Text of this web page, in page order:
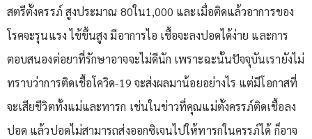
สตรีตั้งครรภ์ สูงประมาณ 80ใน1,000 และเมื่อติดแล้วอาการของ
โรคจะรุนแรง ไข้ขึ้นสูง มีอาการไอ เชื้อจะลงปอดได้ง่าย และการ
ตอบสนองต่อยาที่รักษาอาจจะไม่ดีนัก เพราะฉะนั้นปัจจุบันเรายังไม่
ทราบว่าการติดเชื้อโควิด-19 จะส่งผลมาน้อยอย่างไร แต่มีโอกาสที่
จะเสียชีวิตทั้งแม่และทารก เช่นในข่าวที่คุณแม่ตั้งครรภ์ติดเชื้อลง
ปอด แล้วปอดไม่สามารถส่งออกซิเจนไปให้ทารกในครรภ์ได้ ก็อาจ